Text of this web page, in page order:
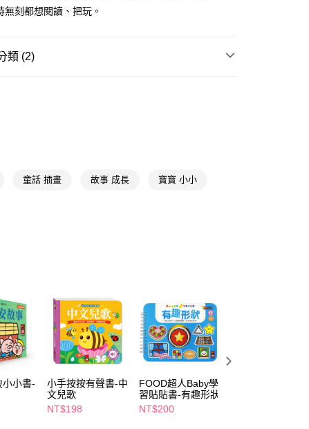
先享後付」】
需註冊會員、不需綁卡、不需儲值。
帳手續完成當下不需立刻繳費，但若您需要取消訂單，請聯
予恩沛科技股份有限公司。
資料處理事宜，請瀏覽以下網址：
terms/#terms3
的使用者請事先徵得法定代理人或監護人之同意方可使用
享後付」，若未經同意申辦者引起之損失，本公司不負相關責
先享後付」時，將依據個別帳號之用戶狀況，依本公司
不同之上限額度；若仍有額度不足之情形，本公司將視審查
進行身份認證。
人註冊多個帳號或使用他人資訊註冊。若發現惡意使用之情
款
，滿NT$490(含以上)免運費
取貨
，滿NT$490(含以上)免運費
，滿NT$790(含以上)免運費
市自取(由倉庫統一出貨)
無刻都想閱讀、把玩。
類 (2)
童話 插畫 故事 成長 寶寶 小小
小小書-
小手按按有聲書-中
文兒歌
NT$198
FOOD超人Baby學
習貼貼書-有趣形狀
NT$200